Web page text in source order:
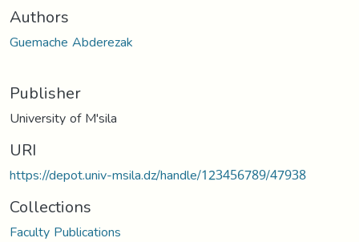
Authors
Guemache Abderezak
Publisher
University of M'sila
URI
https://depot.univ-msila.dz/handle/123456789/47938
Collections
Faculty Publications